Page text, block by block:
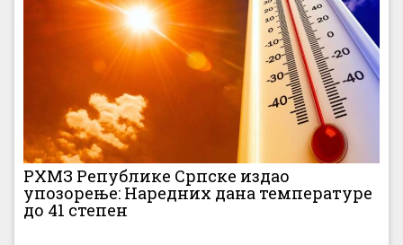
РХМЗ Републике Српске издао
упозорење: Наредних дана температуре
до 41 степен